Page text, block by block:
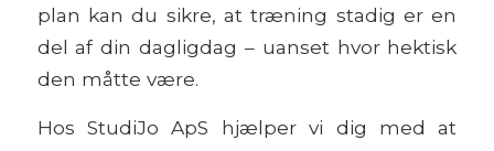
plan kan du sikre, at træning stadig er en
del af din dagligdag – uanset hvor hektisk
den måtte være.
Hos StudiJo ApS hjælper vi dig med at